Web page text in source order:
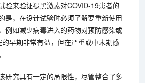
验来验证褪黑激素对COVID-19患者的
是，在设计试验时必须了解要重新使用
例如减少病毒进入的药物对预防感染或
早期非常有益，但在严重或中末期感
研究具有一定的局限性，尽管整合了多